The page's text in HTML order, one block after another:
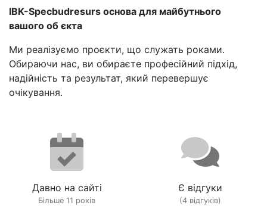
IBK-Specbudresurs основа для майбутнього
вашого об єкта
Ми реалізуємо проєкти, що служать роками.
Обираючи нас, ви обираєте професійний підхід,
надійність та результат, який перевершує
очікування.
Давно на сайті
Більше 11 років
Є відгуки
(4 відгуків)